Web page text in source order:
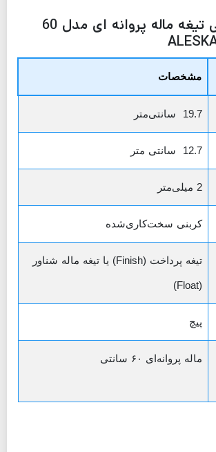
مشخصات فنی تیغه ماله پروانه ای مدل 60
مشخصات
19.7 سانتی‌متر
12.7 سانتی متر
2 میلی‌متر
کربنی سخت‌کاری‌شده
تیغه پرداخت (Finish) یا تیغه ماله شناور
(Float)
پیچ
ماله پروانه‌ای ۶۰ سانتی